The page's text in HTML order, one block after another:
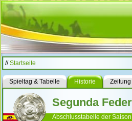
//Startseite
Spieltag & Tabelle Historie Zeitung
Segunda
Abschlusstabelle der